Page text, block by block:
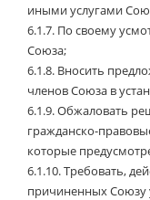
иными услугами
6.1.7. По своему
Союза;
6.1.8. Вносить
членов Союза в
6.1.9.Обжаловать
гражданско-
которые
6.1.10.Требовать,
причиненных Союзу